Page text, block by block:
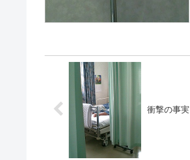
衝撃の事実